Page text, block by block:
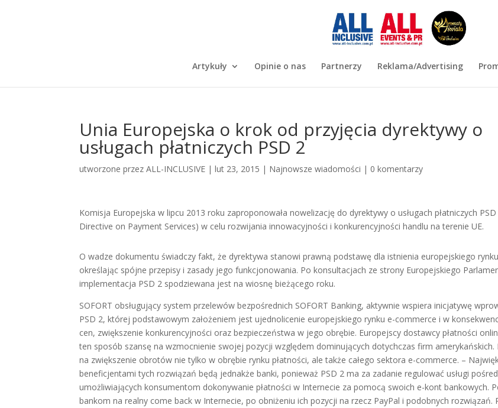
Artykuły Opinie o nas Partnerzy Reklama/Advertising
Unia Europejska o krok od przyjęcia dyrektywy o
usługach płatniczych PSD 2
utworzone przezALL-INCLUSIVE |lut 23, 2015 | Najnowsze wiadomości | 0 komentarzy
Komisja Europejska w lipcu 2013 roku zaproponowała nowelizację do dyrektywy o usługach płatniczych PSD
Directive on Payment Services) w celu rozwijania innowacyjności i konkurencyjności handlu na terenie UE.
O wadze dokumentu świadczy fakt, że dyrektywa stanowi prawną podstawę dla istnienia europejskiego
określając spójne przepisy i zasady jego funkcjonowania. Po konsultacjach ze strony Europejskiego
implementacja PSD 2 spodziewana jest na wiosnę bieżącego roku.
SOFORT obsługujący system przelewów bezpośrednich SOFORT Banking, aktywnie wspiera inicjatywę
PSD 2, której podstawowym założeniem jest ujednolicenie europejskiego rynku e-commerce i w
cen, zwiększenie konkurencyjności oraz bezpieczeństwa w jego obrębie. Europejscy dostawcy płatności
ten sposób szansę na wzmocnienie swojej pozycji względem dominujących dotychczas firm amerykańskich.
na zwiększenie obrotów nie tylko w obrębie rynku płatności, ale także całego sektora e-commerce. –
beneficjentami tych rozwiązań będą jednakże banki, ponieważ PSD 2 ma za zadanie regulować usługi
umożliwiających konsumentom dokonywanie płatności w Internecie za pomocą swoich e-kont bankowych.
bankom na realny come back w Internecie, po obniżeniu ich pozycji na rzecz PayPal i podobnych rozwiązań.